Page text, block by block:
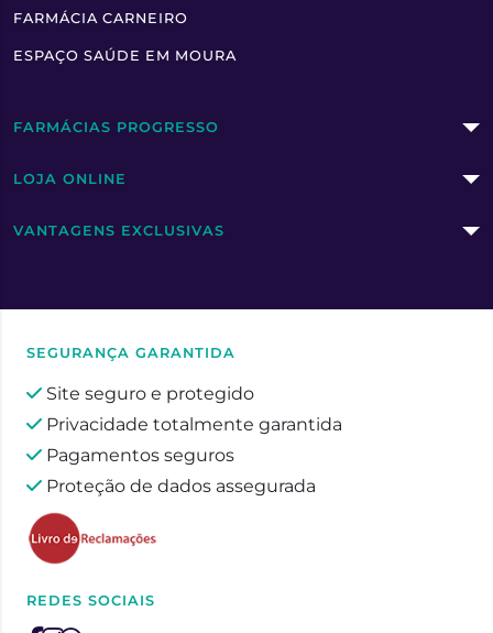
FARMÁCIA CARNEIRO
ESPAÇO SAÚDE EM MOURA
FARMÁCIAS PROGRESSO
LOJA ONLINE
VANTAGENS EXCLUSIVAS
SEGURANÇA GARANTIDA
Site seguro e protegido
Privacidade totalmente garantida
Pagamentos seguros
Proteção de dados assegurada
REDES SOCIAIS